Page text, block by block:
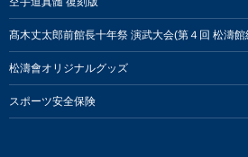
髙木丈太郎前館長十年祭 演武大会(第４回 松濤
松濤會オリジナルグッズ
スポーツ安全保険